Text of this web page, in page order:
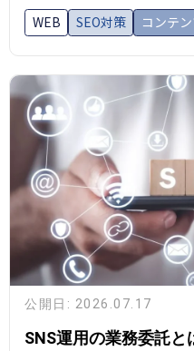
WEB SEO対策 コンテ
公開日: 2026.07.17
SNS運用の業務委託と